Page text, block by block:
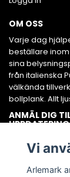
OM OSS
Varje dag
beställare
sina
från italienska
välkända
bollplank. Allt
ANMÄL DIG
Vi
Arlemark